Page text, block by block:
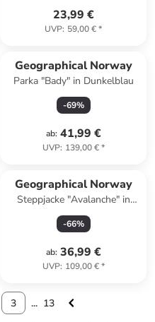
23,99 €
UVP: 59,00 €*
Geographical Norway
Parka "Bady" in Dunkelblau
-69%
ab: 41,99 €
UVP: 139,00 €*
Geographical Norway
Steppjacke "Avalanche" in
Dunkelblau
-66%
ab: 36,99 €
UVP: 109,00 €*
3 ... 13